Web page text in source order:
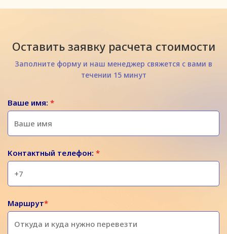
Оставить заявку расчета стоимости
Заполните форму и наш менеджер свяжется с вами в
течении 15 минут
Ваше имя: *
Контактный телефон: *
Маршрут*